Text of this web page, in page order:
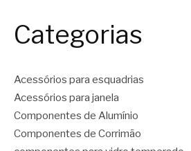
Categorias
Acessórios para esquadrias
Acessórios para janela
Componentes de Alumínio
Componentes de Corrimão